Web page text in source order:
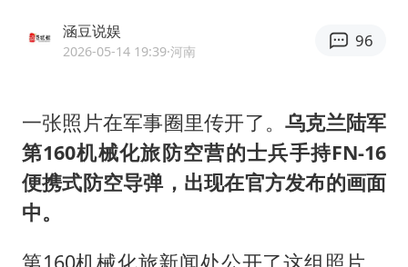
央视新主播李秋莹孙亚鹏亮相
杭州全市有序停课
上四休三，但降薪1000元，你接受吗？
泰国初中生饮弹自尽前开了26枪
全民健身事业高质量发展
涵豆说娱
2026-05-14 19:39·河南
96
一张照片在军事圈里传开了。乌克兰陆军
第160机械化旅防空营的士兵手持FN-16
便携式防空导弹，出现在官方发布的画面
中。